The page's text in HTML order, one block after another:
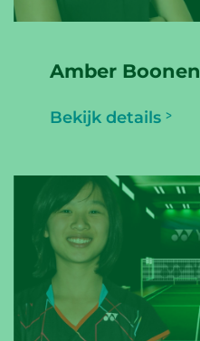
Amber Boonen
Bekijk details